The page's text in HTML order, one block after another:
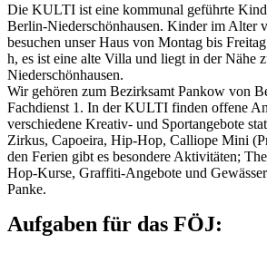
Die KULTI ist eine kommunal geführte
Berlin-Niederschönhausen. Kinder im Alter
besuchen unser Haus von Montag bis
h, es ist eine alte Villa und liegt in der Nähe
Niederschönhausen.
Wir gehören zum Bezirksamt Pankow von
Fachdienst 1. In der KULTI finden offene
verschiedene Kreativ- und Sportangebote
Zirkus, Capoeira, Hip-Hop, Calliope Mini
den Ferien gibt es besondere Aktivitäten;
Hop-Kurse, Graffiti-Angebote und
Panke.
Aufgaben für das FÖJ: